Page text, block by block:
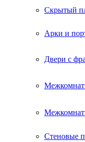
Скрытый
Арки и
Двери с
Стеновые